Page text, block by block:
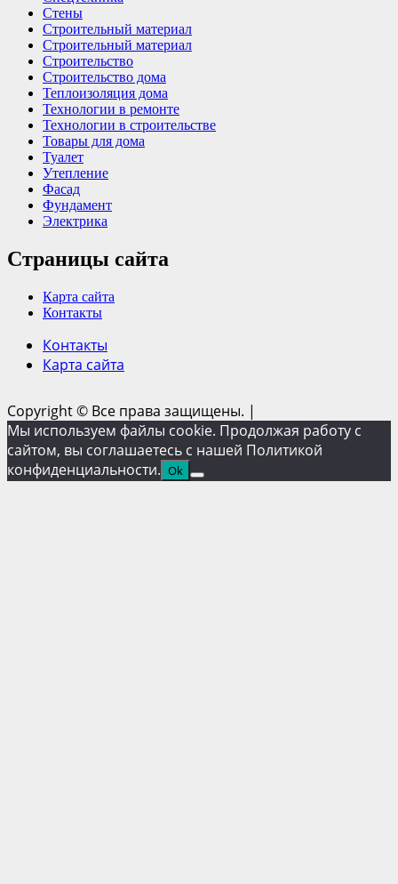
Стены
Строительный материал
Строительный материал
Строительство
Строительство дома
Теплоизоляция дома
Технологии в ремонте
Технологии в строительстве
Товары для дома
Туалет
Утепление
Фасад
Фундамент
Электрика
Страницы сайта
Карта сайта
Контакты
Контакты
Карта сайта
Copyright © Все права защищены. |
Мы используем файлы cookie. Продолжая работу с
сайтом, вы соглашаетесь с нашей Политикой
конфиденциальности. Ok